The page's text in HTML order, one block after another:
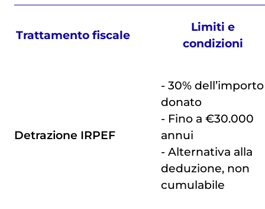
Trattamento fiscale
Limiti e
condizioni
Detrazione IRPEF
- 30% dell’importo
donato
- Fino a €30.000
annui
- Alternativa alla
deduzione, non
cumulabile